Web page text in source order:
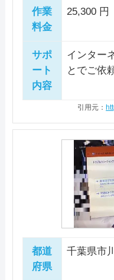
ら選択可能です。
料金
公
電話相
ＰＣホスピ
電話相
方/八幡/若宮/
この業者の特徴
ファストPCリペア
理」のほか、修理
しその場で診断・
コンを郵送して待
理」があります。
り、最短即日で対
ち込みに対応して
央店」です。出張
の方は店舗への持
かがでしょうか。
ですので、まずは
希望日時をご相談
が遅くなっている
ラブルに対応して
した方からの電話
理時間も最短で即
の時間に合わせて
います。 相談は無
いなと思ったら、
料金
公
カード決済 モ
パソコン処分
駆けつけ修理対応エ
―
この業者の特徴
液晶修理センター
たパソコン修理業
ができるようであ
ます。 千葉県にお
電話相
特徴
カード決済 モ
データ保護
パソコン処分
駆けつけ修理対応
山形県/東京都/神奈
知県/大阪府/京都府
公
カード決済
データ保護
パソコン処分
パ
作業
料金
25,300 円
サポ
ート
内容
インター
とでご依
をお伺い
切れたと
で無線
んでした
インスト
定をやり
ト接続で
た。
引用元：
都道
府県
千葉県市